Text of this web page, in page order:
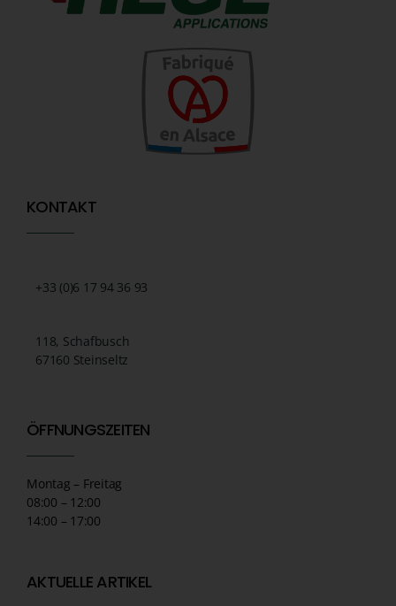
KONTAKT
+33 (0)6 17 94 36 93
118, Schafbusch
67160 Steinseltz
ÖFFNUNGSZEITEN
Montag – Freitag
08:00 – 12:00
14:00 – 17:00
AKTUELLE ARTIKEL